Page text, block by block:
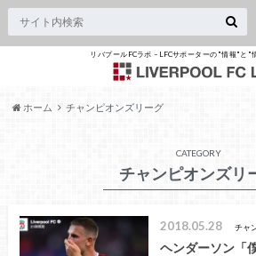
リバプールFCラボ – LFCサポーターの"情報"と"
ホーム チャンピオンズリーグ
CATEGORY
チャンピオンズリ
2018.05.28 チャ
ヘンダーソン「